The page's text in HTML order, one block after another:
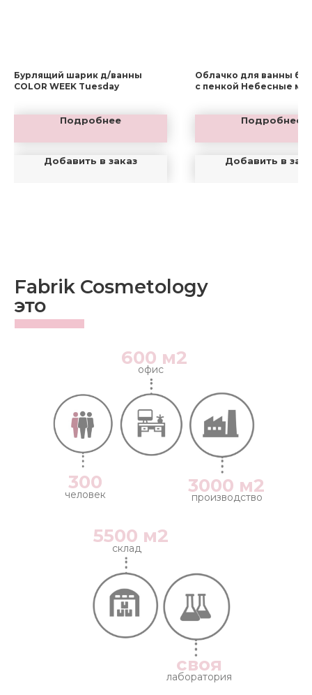
Бурлящий шарик д/ванны
COLOR WEEK Tuesday
Подробнее
Добавить в заказ
Облачко для ванны
с пенкой Небесные
Подробнее
Добавить в
300
человек
Fabrik Cosmetology
это
600 м2
офис
3000 м2
производство
5500 м2
склад
своя
лаборатория